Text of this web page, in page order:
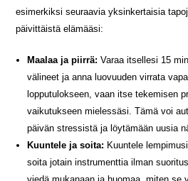
esimerkiksi seuraavia yksinkertaisia
päivittäistä elämääsi:
Maalaa ja piirrä: Varaa itsellesi 15
välineet ja anna luovuuden virrata
lopputulokseen, vaan itse tekemisen
vaikutukseen mielessäsi. Tämä voi
päivän stressistä ja löytämään uusia
Kuuntele ja soita: Kuuntele
soita jotain instrumenttia ilman